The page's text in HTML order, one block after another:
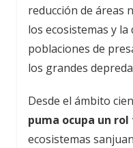
reducción de áreas
los ecosistemas y
poblaciones de
los grandes
Desde el ámbito
puma ocupa un
ecosistemas